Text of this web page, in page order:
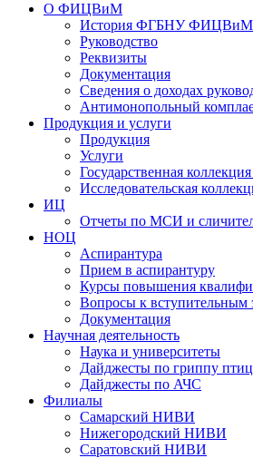
О ФИЦВиМ
История ФГБНУ ФИЦВиМ
Руководство
Реквизиты
Документация
Сведения о доходах
Антимонопольный
Продукция и услуги
Продукция
Услуги
Государственная
Исследовательская
ИЦ
Отчеты по МСИ и
НОЦ
Аспирантура
Прием в аспирантуру
Курсы повышения
Вопросы к вступительным
Документация
Научная деятельность
Наука и университеты
Дайджесты по гриппу птиц
Дайджесты по АЧС
Филиалы
Самарский НИВИ
Нижегородский НИВИ
Саратовский НИВИ